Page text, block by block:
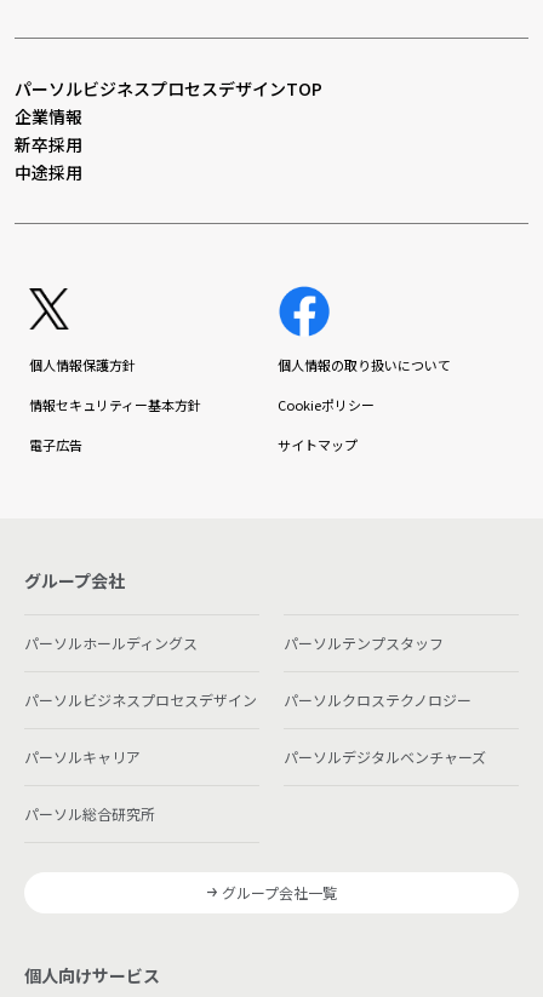
パーソルビジネスプロセスデザインTOP
企業情報
新卒採用
中途採用
個人情報保護方針 個人情報の取り扱いについて
情報セキュリティー基本方針 Cookieポリシー
電子広告 サイトマップ
グループ会社
パーソルホールディングス パーソルテンプスタッフ
パーソルビジネスプロセスデザイン パーソルクロステクノロジー
パーソルキャリア パーソルデジタルベンチャーズ
パーソル総合研究所
グループ会社一覧
個人向けサービス